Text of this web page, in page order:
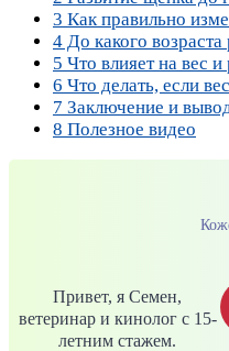
3 Как правильно
4 До какого
5 Что влияет на вес
6 Что делать, если
7 Заключение и
8 Полезное видео
Привет, я Семен,
ветеринар и кинолог с 15-
летним стажем.